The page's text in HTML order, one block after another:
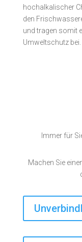
hochalkalischer
den
und tragen somit
Umweltschutz bei.
Immer für
Machen Sie